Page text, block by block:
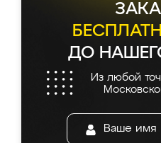
ДО
Из любой